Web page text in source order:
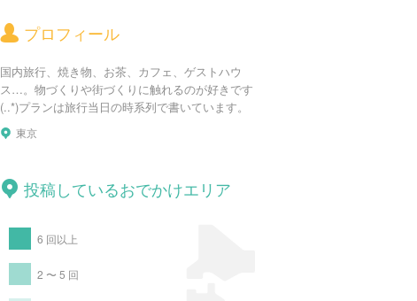
プロフィール
国内旅行、焼き物、お茶、カフェ、ゲストハウ
ス…。物づくりや街づくりに触れるのが好きです
(..*)プランは旅行当日の時系列で書いています。
東京
投稿しているおでかけエリア
6 回以上
2 〜 5 回